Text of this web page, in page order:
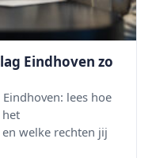
Eindhoven zo
lees hoe
welke rechten jij